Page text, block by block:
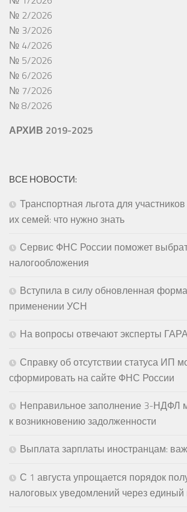
№ 2/2026
№ 3/2026
№ 4/2026
№ 5/2026
№ 6/2026
№ 7/2026
№ 8/2026
АРХИВ 2019-2025
ВСЕ НОВОСТИ:
Транспортная льгота для
их семей: что нужно знать
Сервис ФНС России поможет
налогообложения
Вступила в силу обновленная
применении УСН
На вопросы отвечают эксперты
Справку об отсутствии статуса ИП
сформировать на сайте ФНС России
Неправильное заполнение 3-НДФЛ
к возникновению задолженности
Выплата зарплаты иностранцам:
С 1 августа упрощается порядок
налоговых уведомлений через единый